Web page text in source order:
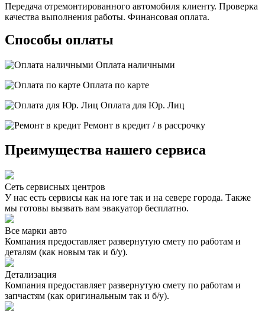
Передача отремонтированного автомобиля клиенту. Проверка
качества выполнения работы. Финансовая оплата.
Способы оплаты
Оплата наличными
Оплата по карте
Оплата для Юр. Лиц
Ремонт в кредит / в рассрочку
Преимущества нашего сервиса
Сеть сервисных центров
У нас есть сервисы как на юге так и на севере города. Также
мы готовы вызвать вам эвакуатор бесплатно.
Все марки авто
Компания предоставляет развернутую смету по работам и
деталям (как новым так и б/у).
Детализация
Компания предоставляет развернутую смету по работам и
запчастям (как оригинальным так и б/у).